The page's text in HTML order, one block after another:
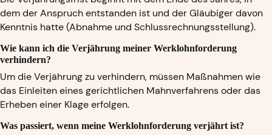
dem der Anspruch entstanden ist und der Gläubiger davon
Kenntnis hatte (Abnahme und Schlussrechnungsstellung).
Wie kann ich die Verjährung meiner Werklohnforderung
verhindern?
Um die Verjährung zu verhindern, müssen Maßnahmen wie
das Einleiten eines gerichtlichen Mahnverfahrens oder das
Erheben einer Klage erfolgen.
Was passiert, wenn meine Werklohnforderung verjährt ist?